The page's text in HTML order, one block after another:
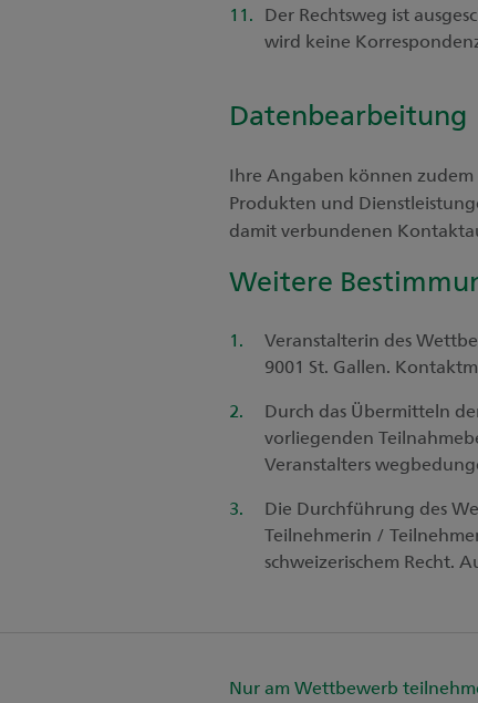
Der Rechtsweg ist
wird keine
Datenbearbeitung
Ihre Angaben können
Produkten und
damit verbundenen
Weitere
Veranstalterin des
9001 St. Gallen.
Durch das Übermitteln
vorliegenden
Veranstalters
Die Durchführung des
Teilnehmerin /
schweizerischem Recht.
Nur am Wettbewerb